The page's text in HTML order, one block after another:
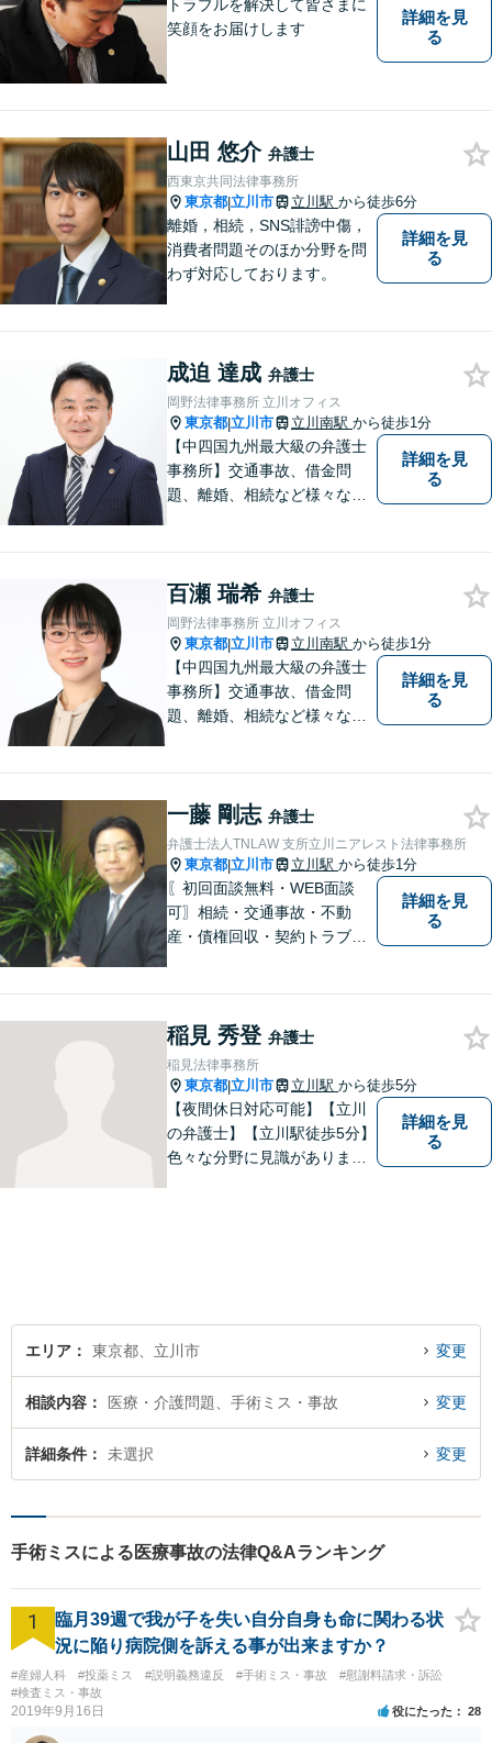
トラブルを解決して皆さまに
笑顔をお届けします
詳細を見
る
山田 悠介 弁護士
西東京共同法律事務所
東京都|立川市 立川駅 から徒歩6分
離婚，相続，SNS誹謗中傷，
消費者問題そのほか分野を問
わず対応しております。
詳細を見
る
成迫 達成 弁護士
岡野法律事務所 立川オフィス
東京都|立川市 立川南駅 から徒歩1分
【中四国九州最大級の弁護士
事務所】交通事故、借金問
題、離婚、相続など様々な問
い！
詳細を見
る
百瀬 瑞希 弁護士
岡野法律事務所 立川オフィス
東京都|立川市 立川南駅 から徒歩1分
【中四国九州最大級の弁護士
事務所】交通事故、借金問
題、離婚、相続など様々な問
い！
詳細を見
る
一藤 剛志 弁護士
弁護士法人TNLAW 支所立川ニアレスト法律事務所
東京都|立川市 立川駅 から徒歩1分
〖初回面談無料・WEB面談
可〗相続・交通事故・不動
産・債権回収・契約トラブル
詳細を見
る
稲見 秀登 弁護士
稲見法律事務所
東京都|立川市 立川駅 から徒歩5分
【夜間休日対応可能】【立川
の弁護士】【立川駅徒歩5分】
色々な分野に見識がありま
詳細を見
る
エリア 東京都、立川市 変更
相談内容 医療・介護問題、手術ミス・事故 変更
詳細条件 未選択 変更
手術ミスによる医療事故の法律Q&Aランキング
1
臨月39週で我が子を失い自分自身も命に関わる状
況に陥り病院側を訴える事が出来ますか？
#産婦人科 #投薬ミス #説明義務違反 #手術ミス・事故
#慰謝料請求・訴訟
#検査ミス・事故
2019年9月16日 役にたった 28